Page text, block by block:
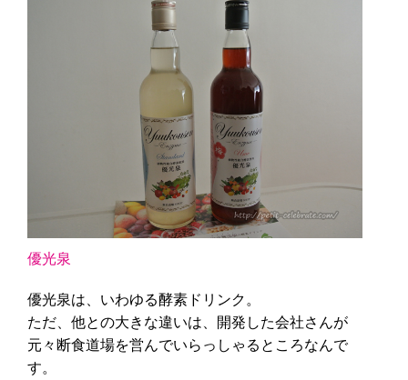
優光泉
優光泉は、いわゆる酵素ドリンク。
ただ、他との大きな違いは、開発した会社さんが
元々断食道場を営んでいらっしゃるところなんで
す。